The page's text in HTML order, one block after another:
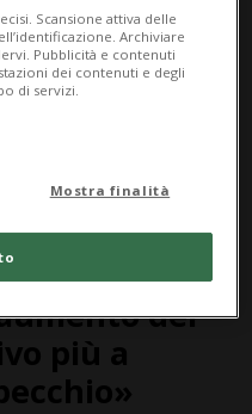
1 anno
del
più a
Scansione attiva delle
Archiviare
Pubblicità e contenuti
dei contenuti e degli
di servizi.
Mostra finalità